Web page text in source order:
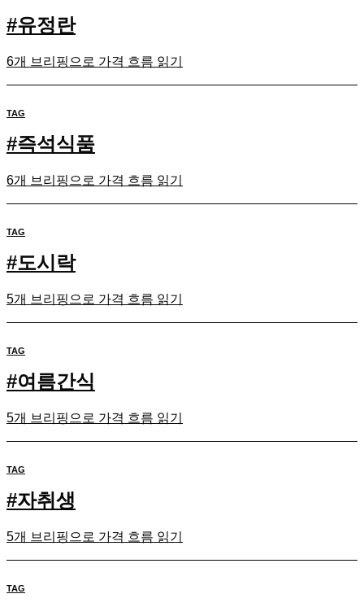
#유정란
6개 브리핑으로 가격 흐름 읽기
TAG
#즉석식품
6개 브리핑으로 가격 흐름 읽기
TAG
#도시락
5개 브리핑으로 가격 흐름 읽기
TAG
#여름간식
5개 브리핑으로 가격 흐름 읽기
TAG
#자취생
5개 브리핑으로 가격 흐름 읽기
TAG